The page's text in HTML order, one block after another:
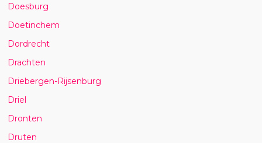
Doesburg
Doetinchem
Dordrecht
Drachten
Driebergen-Rijsenburg
Driel
Dronten
Druten